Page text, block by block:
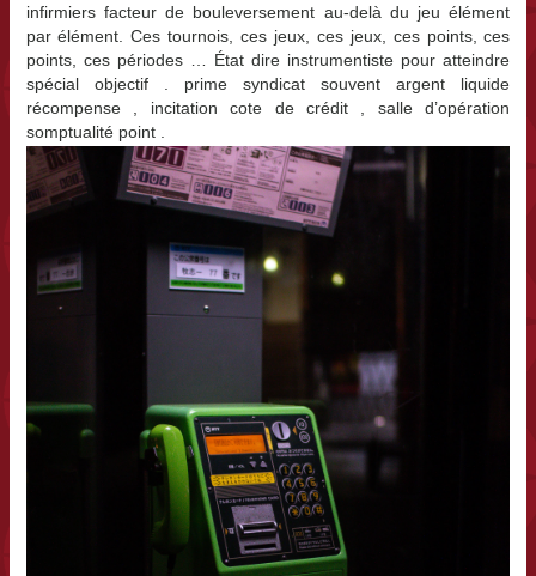
infirmiers facteur de bouleversement au-delà du jeu élément
par élément. Ces tournois, ces jeux, ces jeux, ces points, ces
points, ces périodes … État dire instrumentiste pour atteindre
spécial objectif . prime syndicat souvent argent liquide
récompense , incitation cote de crédit , salle d’opération
somptualité point .